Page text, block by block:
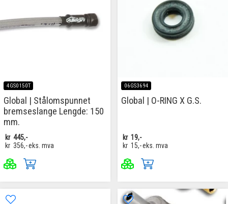
4GS0150T
Global | Stålomspunnet
bremseslange Lengde: 150
mm.
kr 445,-
kr 356,-eks. mva
06GS3694
Global | O-RING X G.S.
kr 19,-
kr 15,-eks. mva